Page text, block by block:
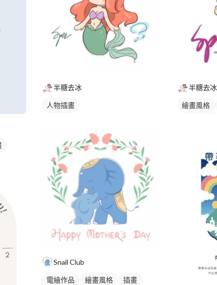
半糖去冰
人物插畫
Snail Club
電繪作品 繪畫風格 插畫
半糖去冰
繪畫風格